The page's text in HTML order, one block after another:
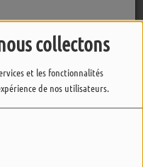
collectons
et les fonctionnalités
de nos utilisateurs.
FERMER